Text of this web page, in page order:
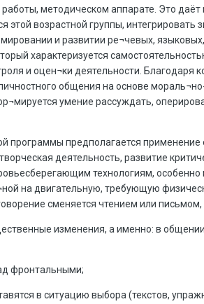
методическом аппарате. Это
этой возрастной группы,
и развитии ре¬чевых,
характеризуется
и оцен¬ки деятельности.
общения на основе
умение рассуждать,
программы предполагается
деятельность, развитие
технологиям, особенно
на двигательную, требующую
сменяется чтением или письмом,
изменения, а именно: в
фронтальными;
в ситуацию выбора (текстов,